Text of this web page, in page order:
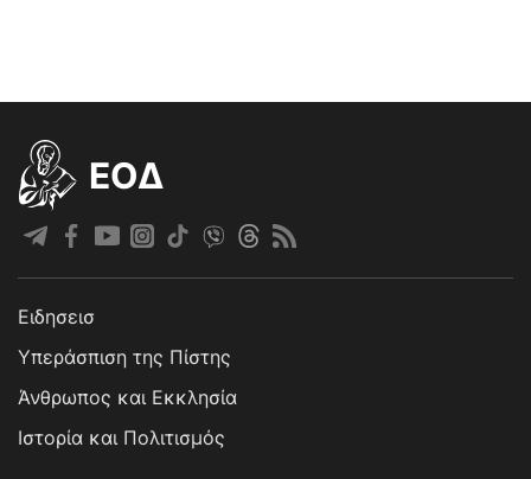
EOΔ
Ειδησεισ
Υπεράσπιση της Πίστης
Άνθρωπος και Εκκλησία
Ιστορία και Πολιτισμός